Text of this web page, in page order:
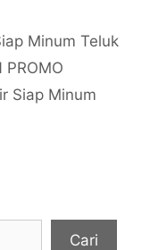
Minum Teluk
PROMO
Siap Minum
Cari